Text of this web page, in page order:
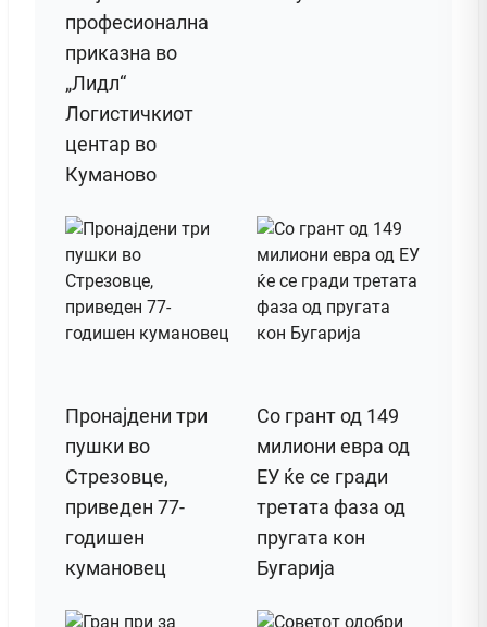
професионална
приказна во
„Лидл“
Логистичкиот
центар во
Куманово
Пронајдени три
пушки во
Стрезовце,
приведен 77-
годишен
кумановец
Со грант од 149
милиони евра од
ЕУ ќе се гради
третата фаза од
пругата кон
Бугарија